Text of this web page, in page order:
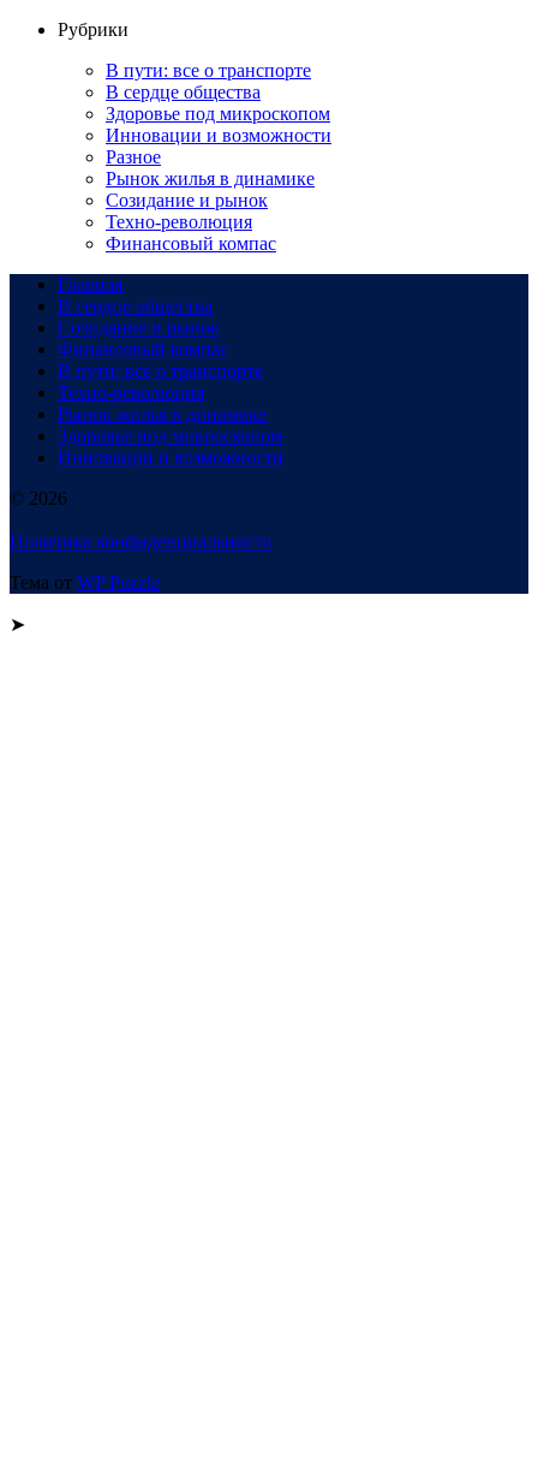
Рубрики
В пути: все о транспорте
В сердце общества
Здоровье под микроскопом
Инновации и возможности
Разное
Рынок жилья в динамике
Созидание и рынок
Техно-революция
Финансовый компас
Главная
В сердце общества
Созидание и рынок
Финансовый компас
В пути: все о транспорте
Техно-революция
Рынок жилья в динамике
Здоровье под микроскопом
Инновации и возможности
© 2026
Политика конфиденциальности
Тема от WP Puzzle
➤